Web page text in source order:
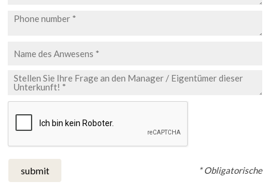
submit * Obligatorische